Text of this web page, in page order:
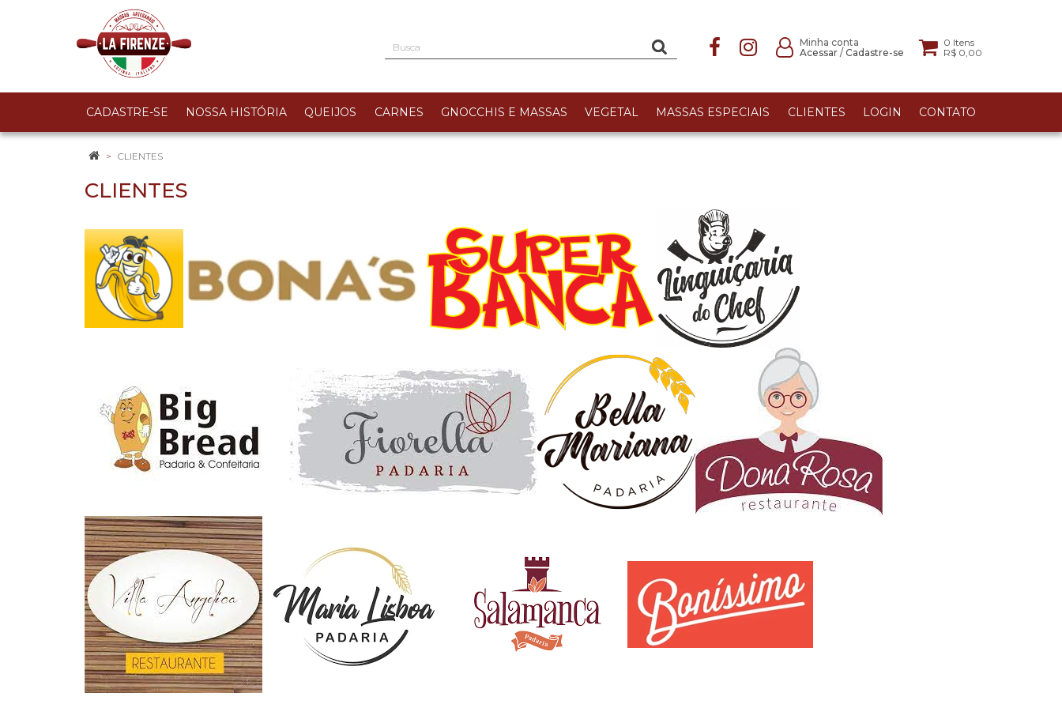
Minha conta
Acessar / Cadastre-se
0 Itens
R$ 0,00
CADASTRE-SE NOSSA HISTÓRIA QUEIJOS CARNES GNOCCHIS E MASSAS VEGETAL MASSAS ESPECIAIS CLIENTES LOGIN CONTATO
CLIENTES
CLIENTES